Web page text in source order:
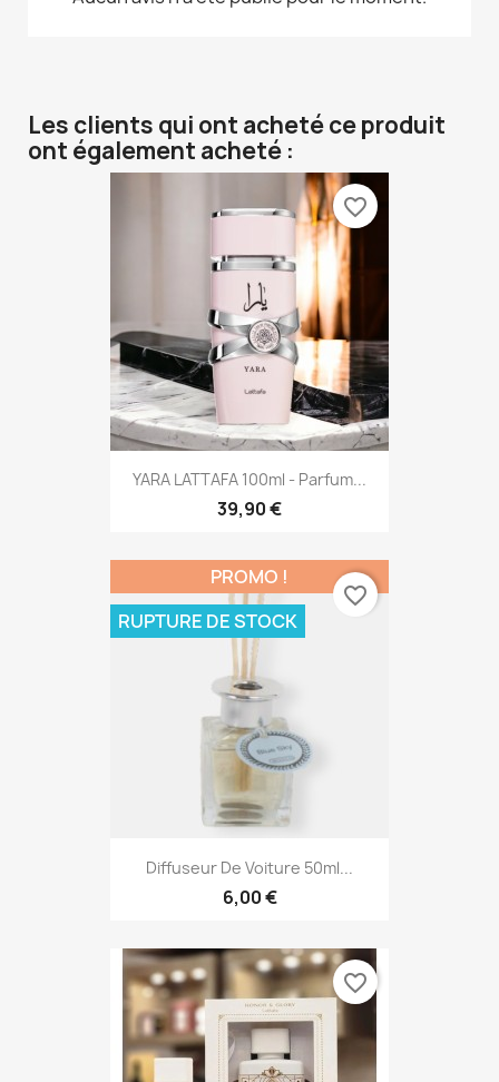
Les clients qui ont acheté ce produit
ont également acheté :
YARA LATTAFA 100ml - Parfum...
39,90 €
favorite_border
Diffuseur De Voiture 50ml...
6,00 €
PROMO !
RUPTURE DE STOCK
favorite_border
favorite_border